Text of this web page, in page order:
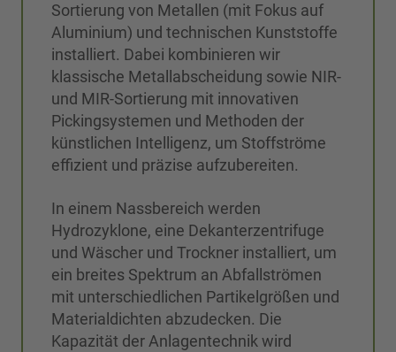
Sortierung von Metallen (mit Fokus auf
Aluminium) und technischen Kunststoffe
installiert. Dabei kombinieren wir
klassische Metallabscheidung sowie NIR-
und MIR-Sortierung mit innovativen
Pickingsystemen und Methoden der
künstlichen Intelligenz, um Stoffströme
effizient und präzise aufzubereiten.
In einem Nassbereich werden
Hydrozyklone, eine Dekanterzentrifuge
und Wäscher und Trockner installiert, um
ein breites Spektrum an Abfallströmen
mit unterschiedlichen Partikelgrößen und
Materialdichten abzudecken. Die
Kapazität der Anlagentechnik wird